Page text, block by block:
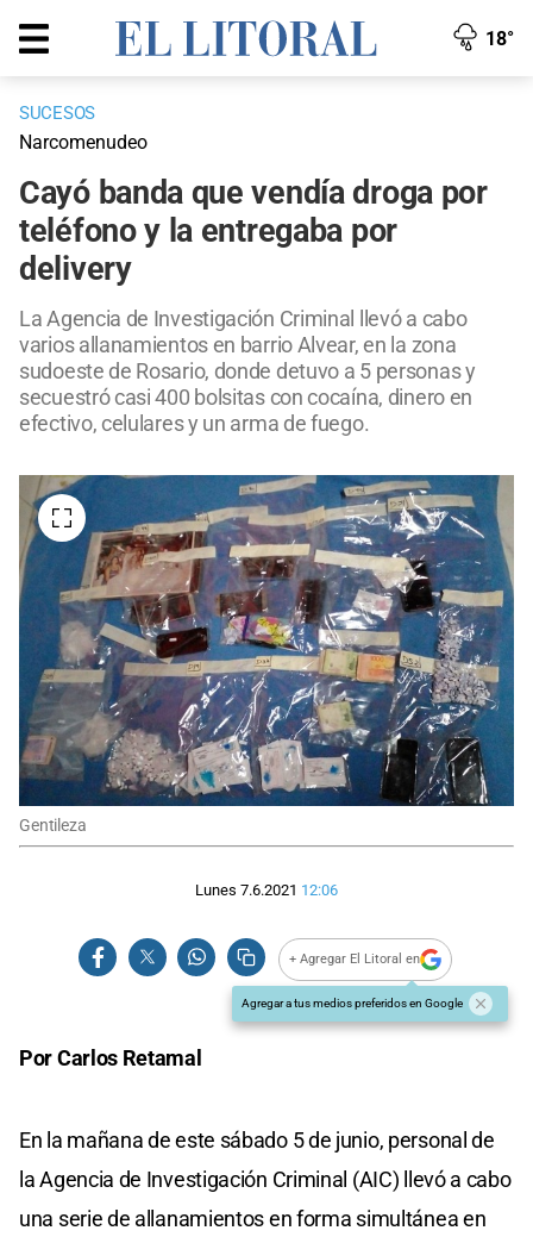
18°
SUCESOS
Narcomenudeo
Cayó banda que vendía droga por
teléfono y la entregaba por
delivery
La Agencia de Investigación Criminal llevó a cabo
varios allanamientos en barrio Alvear, en la zona
sudoeste de Rosario, donde detuvo a 5 personas y
secuestró casi 400 bolsitas con cocaína, dinero en
efectivo, celulares y un arma de fuego.
Gentileza
Lunes 7.6.2021 12:06
+ Agregar El Litoral en
Agregar a tus medios preferidos en Google
Por Carlos Retamal
En la mañana de este sábado 5 de junio, personal de
la Agencia de Investigación Criminal (AIC) llevó a cabo
una serie de allanamientos en forma simultánea en